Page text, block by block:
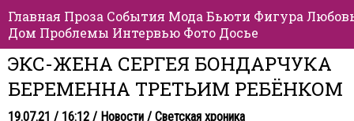
Главная Проза События Мода Бьюти Фигура
Дом Проблемы Интервью Фото Досье
ЭКС-ЖЕНА СЕРГЕЯ БОНДАРЧУКА
БЕРЕМЕННА ТРЕТЬИМ РЕБЁНКОМ
19.07.21 / 16:12 / Новости / Светская хроника